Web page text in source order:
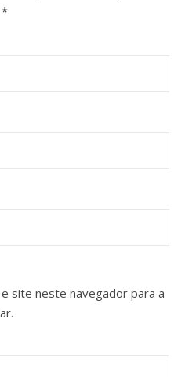
*
site neste navegador para a